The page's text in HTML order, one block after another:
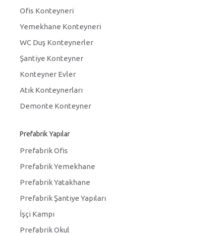
Ofis Konteyneri
Yemekhane Konteyneri
WC Duş Konteynerler
Şantiye Konteyner
Konteyner Evler
Atık Konteynerları
Demonte Konteyner
Prefabrik Yapılar
Prefabrik Ofis
Prefabrik Yemekhane
Prefabrik Yatakhane
Prefabrik Şantiye Yapıları
İşçi Kampı
Prefabrik Okul